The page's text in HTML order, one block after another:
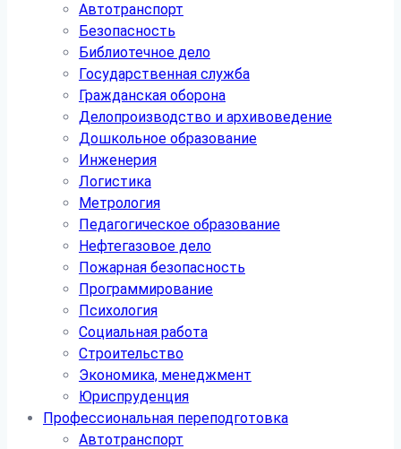
Автотранспорт
Безопасность
Библиотечное дело
Государственная служба
Гражданская оборона
Делопроизводство и архивоведение
Дошкольное образование
Инженерия
Логистика
Метрология
Педагогическое образование
Нефтегазовое дело
Пожарная безопасность
Программирование
Психология
Социальная работа
Строительство
Экономика, менеджмент
Юриспруденция
Профессиональная переподготовка
Автотранспорт